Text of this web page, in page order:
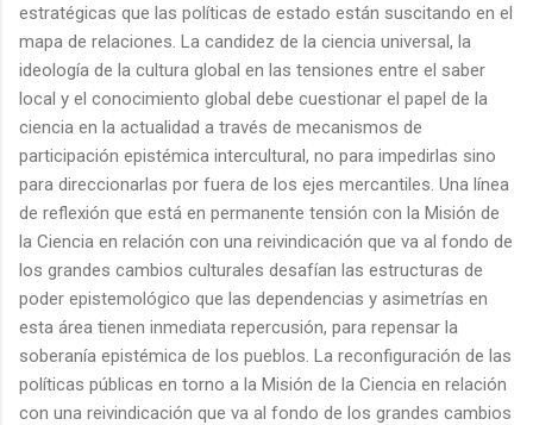
estratégicas que las políticas de estado están suscitando en el
mapa de relaciones. La candidez de la ciencia universal, la
ideología de la cultura global en las tensiones entre el saber
local y el conocimiento global debe cuestionar el papel de la
ciencia en la actualidad a través de mecanismos de
participación epistémica intercultural, no para impedirlas sino
para direccionarlas por fuera de los ejes mercantiles. Una línea
de reflexión que está en permanente tensión con la Misión de
la Ciencia en relación con una reivindicación que va al fondo de
los grandes cambios culturales desafían las estructuras de
poder epistemológico que las dependencias y asimetrías en
esta área tienen inmediata repercusión, para repensar la
soberanía epistémica de los pueblos. La reconfiguración de las
políticas públicas en torno a la Misión de la Ciencia en relación
con una reivindicación que va al fondo de los grandes cambios